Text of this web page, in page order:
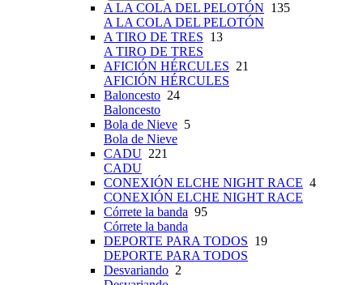
A LA COLA DEL PELOTÓN 135
A LA COLA DEL PELOTÓN
A TIRO DE TRES 13
A TIRO DE TRES
AFICIÓN HÉRCULES 21
AFICIÓN HÉRCULES
Baloncesto 24
Baloncesto
Bola de Nieve 5
Bola de Nieve
CADU 221
CADU
CONEXIÓN ELCHE NIGHT RACE 4
CONEXIÓN ELCHE NIGHT RACE
Córrete la banda 95
Córrete la banda
DEPORTE PARA TODOS 19
DEPORTE PARA TODOS
Desvariando 2